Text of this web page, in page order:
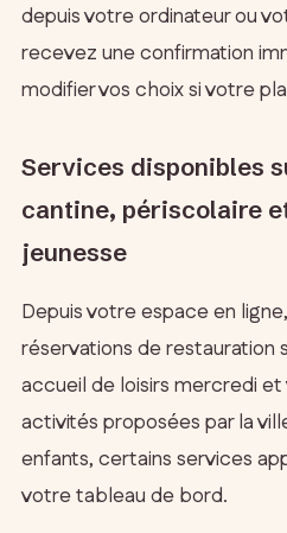
depuis votre ordinateur ou
recevez une confirmation
modifier vos choix si votre
Services disponibles
cantine, périscolaire
jeunesse
Depuis votre espace en
réservations de restauration
accueil de loisirs mercredi et
activités proposées par la
enfants, certains services
votre tableau de bord.